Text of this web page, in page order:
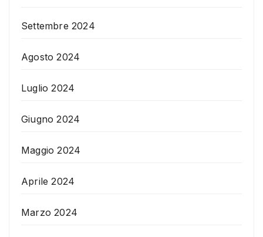
Settembre 2024
Agosto 2024
Luglio 2024
Giugno 2024
Maggio 2024
Aprile 2024
Marzo 2024